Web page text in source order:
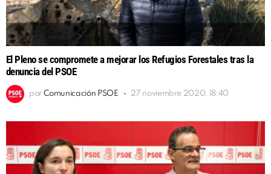
El Pleno se compromete a mejorar los Refugios Forestales tras la
denuncia del PSOE
por Comunicación PSOE 27 noviembre 2020, 18:40